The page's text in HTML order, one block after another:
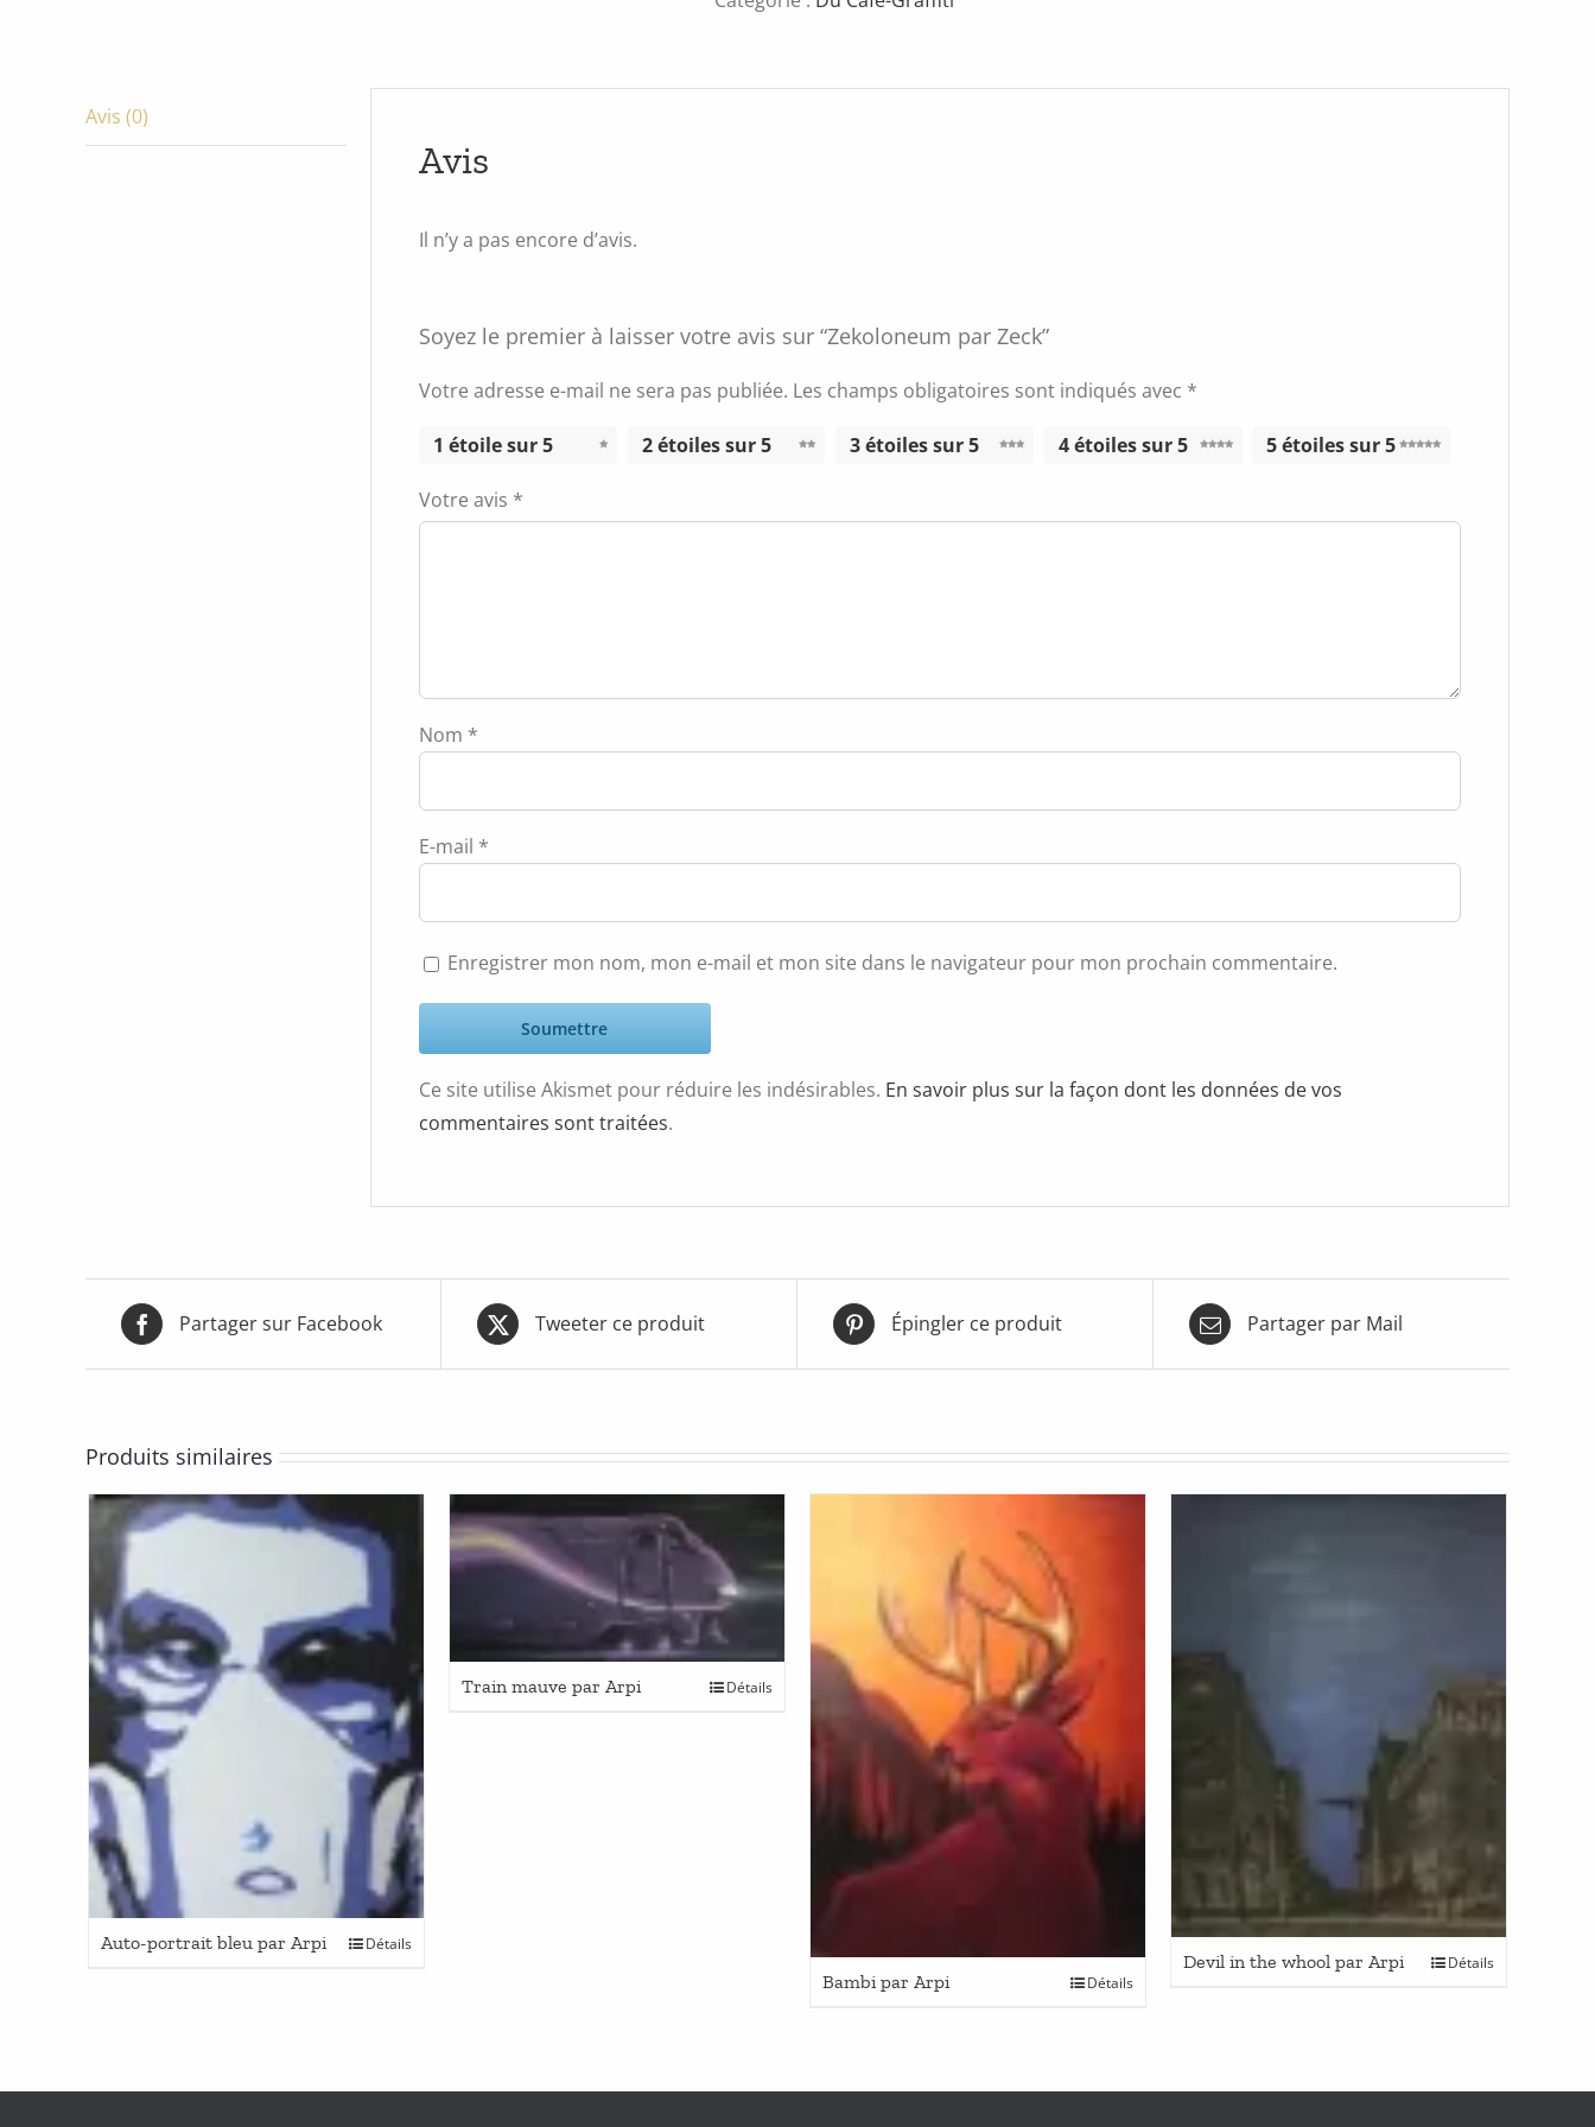
Avis (0)
Avis
Il n’y a pas encore d’avis.
Soyez le premier à laisser votre avis sur “Zekoloneum par Zeck”
Votre adresse e-mail ne sera pas publiée. Les champs obligatoires sont indiqués avec *
1 étoile sur 5 2 étoiles sur 5 3 étoiles sur 5 4 étoiles sur 5 5 étoiles sur 5
Votre avis *
Nom *
E-mail *
Enregistrer mon nom, mon e-mail et mon site dans le navigateur pour mon prochain commentaire.
Ce site utilise Akismet pour réduire les indésirables. En savoir plus sur la façon dont les données de vos
commentaires sont traitées.
Partager sur Facebook Tweeter ce produit Épingler ce produit Partager par Mail
Produits similaires
Auto-portrait bleu par Arpi Détails
Train mauve par Arpi Détails
Bambi par Arpi Détails
Devil in the whool par Arpi Détails